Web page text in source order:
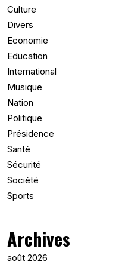
Culture
Divers
Economie
Education
International
Musique
Nation
Politique
Présidence
Santé
Sécurité
Société
Sports
Archives
août 2026